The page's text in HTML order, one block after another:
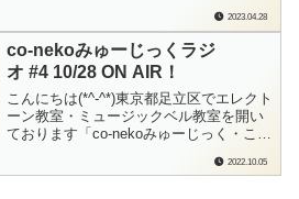
す。買って「本当に」よかったもの、ご
紹介させてください♪うちのシャアくんに
そっくり(笑) 明日から本気出すかわいい
猫 Tシャツ黒いＴシャツが...
2023.04.28
co-nekoみゅーじっくラジ
オ #4 10/28 ON AIR！
こんにちは(*^-^*)東京都足立区でエレクト
ーン教室・ミュージックベル教室を開い
ております「co-nekoみゅーじっく・こね
す。ご好評いただいております「co-neko
2022.10.05